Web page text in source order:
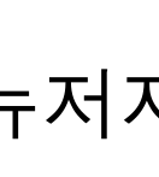
저